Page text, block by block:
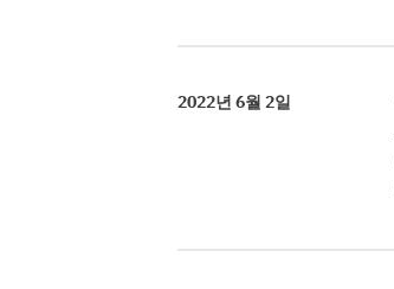
2022년 6월 2일